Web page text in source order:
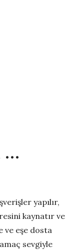
…
yapılır,
kaynatır ve
ve eşe dosta
sevgiyle